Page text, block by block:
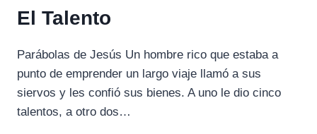
El Talento
Parábolas de Jesús Un hombre rico que estaba a
punto de emprender un largo viaje llamó a sus
siervos y les confió sus bienes. A uno le dio cinco
talentos, a otro dos…